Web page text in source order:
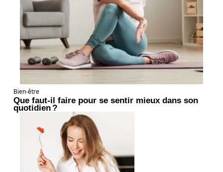
Bien-être
Que faut-il faire pour se sentir mieux dans son
quotidien ?